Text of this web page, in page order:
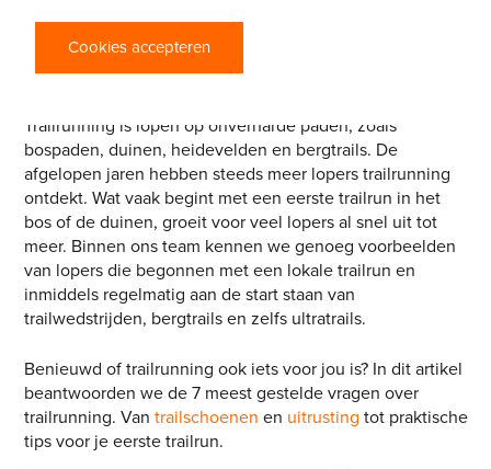
TRAILRUNNING
WAT IS TRAILRUNNING?
Trailrunning is lopen op onverharde paden, zoals
bospaden, duinen, heidevelden en bergtrails. De
afgelopen jaren hebben steeds meer lopers trailrunning
ontdekt. Wat vaak begint met een eerste trailrun in het
bos of de duinen, groeit voor veel lopers al snel uit tot
meer. Binnen ons team kennen we genoeg voorbeelden
van lopers die begonnen met een lokale trailrun en
inmiddels regelmatig aan de start staan van
trailwedstrijden, bergtrails en zelfs ultratrails.
Benieuwd of trailrunning ook iets voor jou is? In dit artikel
beantwoorden we de 7 meest gestelde vragen over
trailrunning. Van trailschoenen en uitrusting tot praktische
tips voor je eerste trailrun.
Cookies accepteren